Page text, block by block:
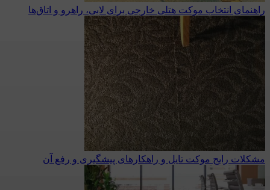
راهنمای انتخاب موکت هتلی خارجی برای لابی، راهرو و اتاق‌ها
مشکلات رایج موکت تایل و راهکارهای پیشگیری و رفع آن